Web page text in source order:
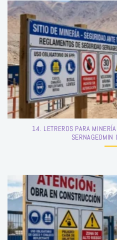
14. LETREROS PARA
SERNAGEOMIN